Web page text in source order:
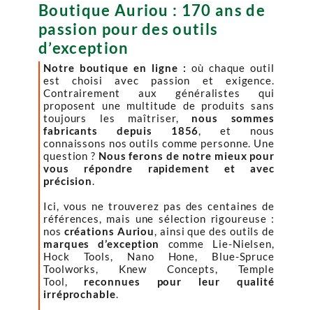
Boutique Auriou : 170 ans de
passion pour des outils
d’exception
Notre boutique en ligne : où chaque outil
est choisi avec passion et exigence.
Contrairement aux généralistes qui
proposent une multitude de produits sans
toujours les maîtriser, nous sommes
fabricants depuis 1856, et nous
connaissons nos outils comme personne. Une
question ? Nous ferons de notre mieux pour
vous répondre rapidement et avec
précision.
Ici, vous ne trouverez pas des centaines de
références, mais une sélection rigoureuse :
nos créations Auriou, ainsi que des outils de
marques d’exception
comme Lie-Nielsen,
Hock Tools, Nano Hone, Blue-Spruce
Toolworks, Knew Concepts, Temple
Tool, reconnues pour leur qualité
irréprochable.